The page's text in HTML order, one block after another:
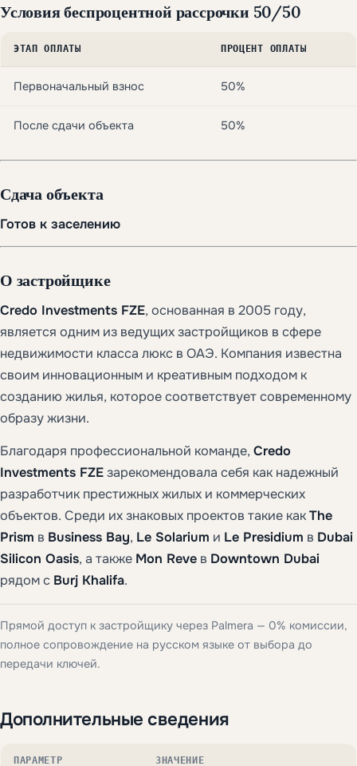
Условия беспроцентной рассрочки 50/50
ЭТАП ОПЛАТЫ ПРОЦЕНТ ОПЛАТЫ
Первоначальный взнос 50%
После сдачи объекта 50%
Сдача объекта
Готов к заселению
О застройщике
Credo Investments FZE, основанная в 2005 году,
является одним из ведущих застройщиков в сфере
недвижимости класса люкс в ОАЭ. Компания известна
своим инновационным и креативным подходом к
созданию жилья, которое соответствует современному
образу жизни.
Благодаря профессиональной команде, Credo
Investments FZEзарекомендовала себя как надежный
разработчик престижных жилых и коммерческих
объектов. Среди их знаковых проектов такие какThe
Prism в Business Bay, Le Solarium и Le Presidium в Dubai
Silicon Oasis, а также Mon Reve в Downtown Dubai
рядом с Burj Khalifa.
Прямой доступ к застройщику через Palmera — 0% комиссии,
полное сопровождение на русском языке от выбора до
передачи ключей.
Дополнительные сведения
ПАРАМЕТР ЗНАЧЕНИЕ